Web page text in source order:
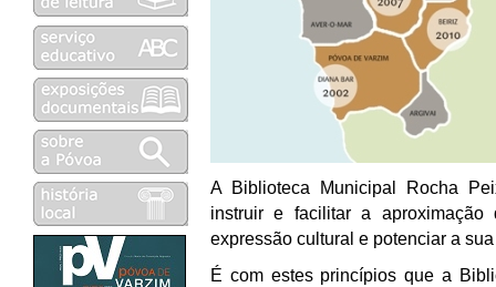
A Biblioteca Municipal Rocha
instruir e facilitar a
expressão cultural e potenciar a
É com estes princípios que a